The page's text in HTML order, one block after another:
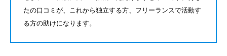
たの口コミが、これから独立する方、フリーランスで活動す
る方の助けになります。